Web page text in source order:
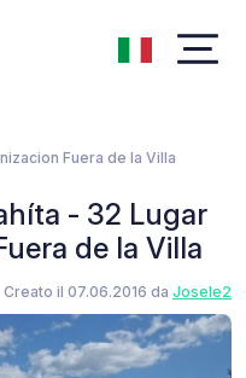
Fuera de la Villa
- 32 Lugar
de la Villa
Creato il 07.06.2016 da Josele2